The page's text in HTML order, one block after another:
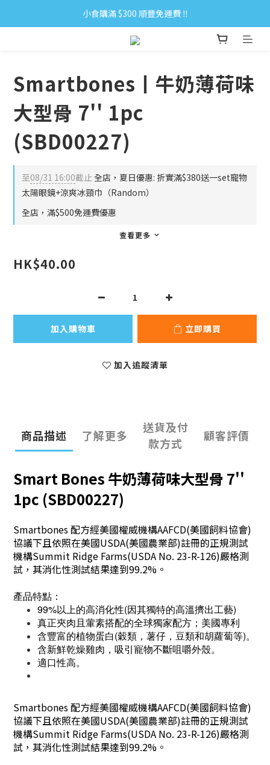
小食購滿 $300 順豐免運費 ‼
小食購滿 $300 順豐免運費 ‼
全單購滿 $500 免運費 ♥︎ 會員積分回贈 $1＝1Pt.
Smartbones丨牛奶薄荷味
大型骨 7'' 1pc
(SBD00227)
至08/31 16:00截止全店，夏日優惠: 折實滿$380送一set寵物
太陽眼鏡+涼爽冰頸巾（Random）
全店，滿$500免運費優惠
查看更多
HK$40.00
加入購物車 立即購買
加入追蹤清單
商品描述 了解更多
送貨及付
款方式
顧客評價
Smart Bones 牛奶薄荷味大型骨 7''
1pc (SBD00227)
Smartbones 配方經美國權威機構AAFCD(美國飼料協會)
協議下且依照在美國USDA(美國農業部)註冊的正規測試
機構Summit Ridge Farms(USDA No. 23-R-126)嚴格測
試，其消化性測試結果達到99.2%。
產品特點：
99%以上的高消化性(因其獨特的高溫擠出工藝)
真正夾肉且葷素搭配的全球獨家配方；美國專利
含豐富的植物蛋白(穀類，薯仔，豆類和胡蘿蔔等)。
含新鮮乾燥雞肉，吸引寵物不斷咀嚼外殼。
適口性高。
Smartbones 配方經美國權威機構AAFCD(美國飼料協會)
協議下且依照在美國USDA(美國農業部)註冊的正規測試
機構Summit Ridge Farms(USDA No. 23-R-126)嚴格測
試，其消化性測試結果達到99.2%。